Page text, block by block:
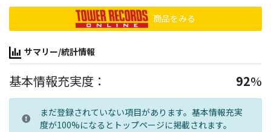
商品をみる
サマリー/統計情報
基本情報充実度： 92%
まだ登録されていない項目があります。基本情報充実
度が100%になるとトップページに掲載されます。